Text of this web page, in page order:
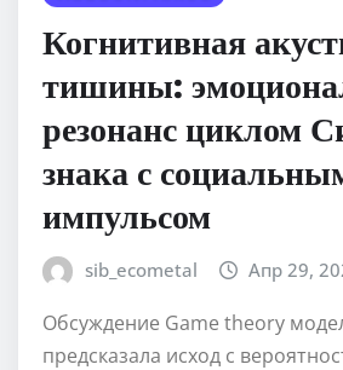
Когнитивная
тишины:
резонанс циклом
знака с
импульсом
sib_ecometal Апр 29,
Обсуждение Game theory
предсказала исход с